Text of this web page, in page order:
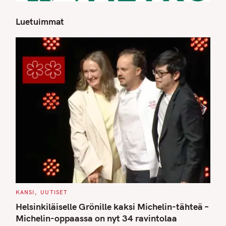
Luetuimmat
C
T
E
G
O
KANSI UUTISET
Helsinkiläiselle Grönille kaksi Michelin-tähteä –
Michelin-oppaassa on nyt 34 ravintolaa
S
e
a